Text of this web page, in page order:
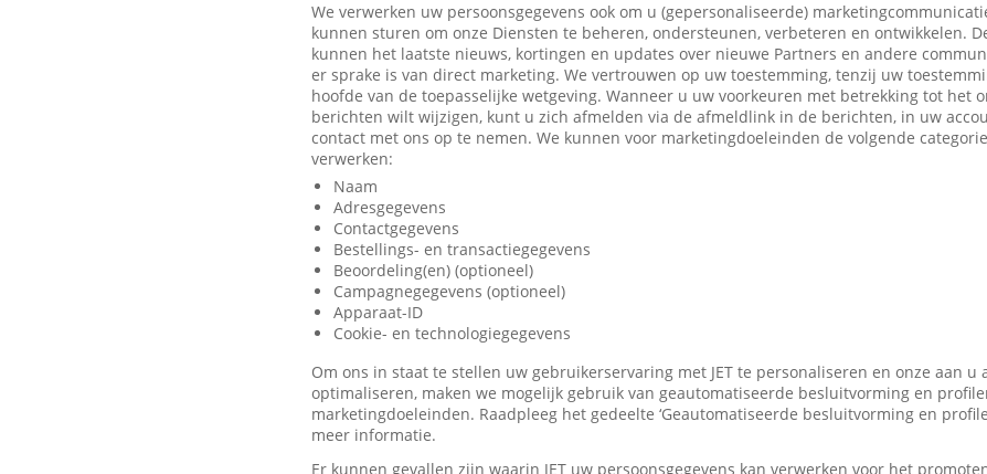
We verwerken uw persoonsgegevens ook om u (gepersonaliseerde)
kunnen sturen om onze Diensten te beheren, ondersteunen, verbeteren en ontwikkelen.
kunnen het laatste nieuws, kortingen en updates over nieuwe Partners en andere
er sprake is van direct marketing. We vertrouwen op uw toestemming, tenzij uw
hoofde van de toepasselijke wetgeving. Wanneer u uw voorkeuren met betrekking tot het
berichten wilt wijzigen, kunt u zich afmelden via de afmeldlink in de berichten, in uw
contact met ons op te nemen. We kunnen voor marketingdoeleinden de volgende
verwerken:
Naam
Adresgegevens
Contactgegevens
Bestellings- en transactiegegevens
Beoordeling(en) (optioneel)
Campagnegegevens (optioneel)
Apparaat-ID
Cookie- en technologiegegevens
Om ons in staat te stellen uw gebruikerservaring met JET te personaliseren en onze aan u
optimaliseren, maken we mogelijk gebruik van geautomatiseerde besluitvorming en
marketingdoeleinden. Raadpleeg het gedeelte ‘Geautomatiseerde besluitvorming en
meer informatie.
Er kunnen gevallen zijn waarin JET uw persoonsgegevens kan verwerken voor het